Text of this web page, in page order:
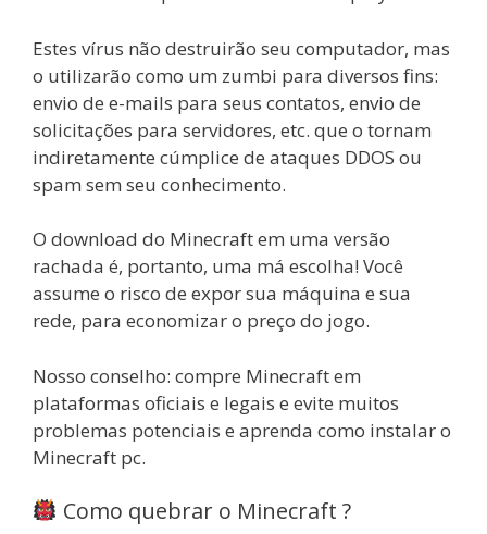
Estes vírus não destruirão seu computador, mas
o utilizarão como um zumbi para diversos fins:
envio de e-mails para seus contatos, envio de
solicitações para servidores, etc. que o tornam
indiretamente cúmplice de ataques DDOS ou
spam sem seu conhecimento.
O download do Minecraft em uma versão
rachada é, portanto, uma má escolha! Você
assume o risco de expor sua máquina e sua
rede, para economizar o preço do jogo.
Nosso conselho: compre Minecraft em
plataformas oficiais e legais e evite muitos
problemas potenciais e aprenda como instalar o
Minecraft pc.
Como quebrar o Minecraft ?